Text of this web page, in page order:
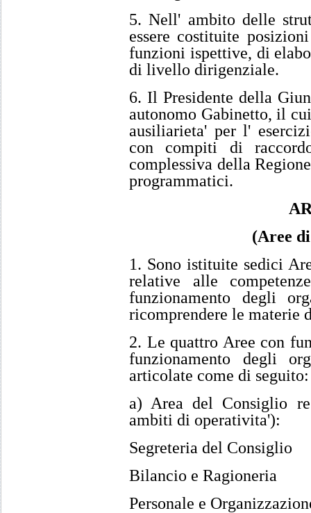
5. Nell' ambito delle
essere costituite
funzioni ispettive, di
di livello dirigenziale.
6. Il Presidente della
autonomo Gabinetto, il
ausiliarieta' per l'
con compiti di
complessiva della
programmatici.
(Aree
1. Sono istituite sedici
relative alle
funzionamento degli
ricomprendere le materie
2. Le quattro Aree con
funzionamento degli
articolate come di seguito:
a) Area del Consiglio
ambiti di operativita'):
Segreteria del Consiglio
Bilancio e Ragioneria
Personale e